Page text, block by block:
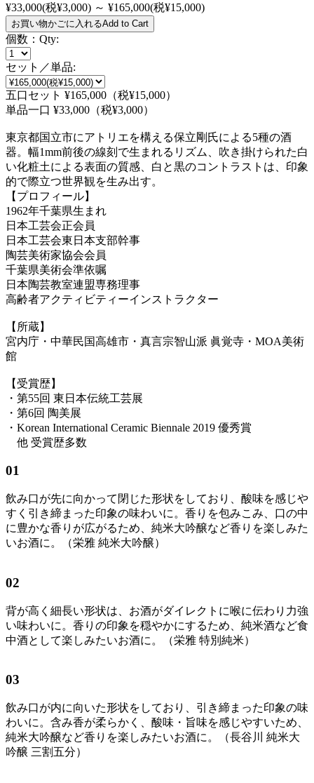
¥33,000(税¥3,000) ～ ¥165,000(税¥15,000)
お買い物かごに入れるAdd to Cart
個数： Qty:
セット／単品:
五口セット ¥165,000（税¥15,000）
単品一口 ¥33,000（税¥3,000）
東京都国立市にアトリエを構える保立剛氏による5種の酒
器。幅1mm前後の線刻で生まれるリズム、吹き掛けられた白
い化粧土による表面の質感、白と黒のコントラストは、印象
的で際立つ世界観を生み出す。
【プロフィール】
1962年千葉県生まれ
日本工芸会正会員
日本工芸会東日本支部幹事
陶芸美術家協会会員
千葉県美術会準依嘱
日本陶芸教室連盟専務理事
高齢者アクティビティーインストラクター
【所蔵】
宮内庁・中華民国高雄市・真言宗智山派 眞覚寺・MOA美術
館
【受賞歴】
・第55回 東日本伝統工芸展
・第6回 陶美展
・Korean International Ceramic Biennale 2019 優秀賞
他 受賞歴多数
01
飲み口が先に向かって閉じた形状をしており、酸味を感じや
すく引き締まった印象の味わいに。香りを包みこみ、口の中
に豊かな香りが広がるため、純米大吟醸など香りを楽しみた
いお酒に。（栄雅 純米大吟醸）
02
背が高く細長い形状は、お酒がダイレクトに喉に伝わり力強
い味わいに。香りの印象を穏やかにするため、純米酒など食
中酒として楽しみたいお酒に。（栄雅 特別純米）
03
飲み口が内に向いた形状をしており、引き締まった印象の味
わいに。含み香が柔らかく、酸味・旨味を感じやすいため、
純米大吟醸など香りを楽しみたいお酒に。（長谷川 純米大
吟醸 三割五分）